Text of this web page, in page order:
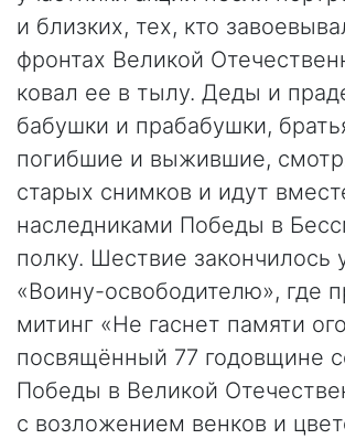
и близких, тех, кто
фронтах Великой
ковал ее в тылу. Деды и
бабушки и прабабушки,
погибшие и выжившие,
старых снимков и идут
наследниками Победы в
полку. Шествие закончилось
«Воину-освободителю», где
митинг «Не гаснет памяти
посвящённый 77 годовщине
Победы в Великой
с возложением венков и